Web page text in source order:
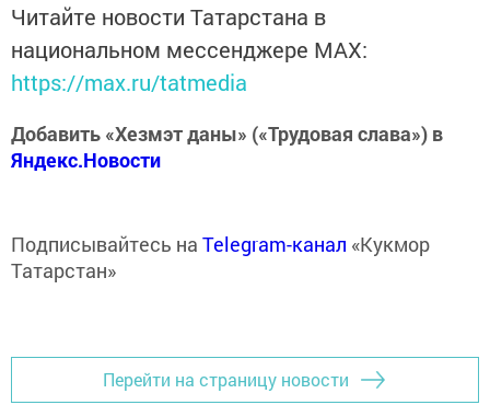
Читайте новости Татарстана в
национальном мессенджере MАХ:
https://max.ru/tatmedia
Добавить «Хезмэт даны» («Трудовая слава») в
Яндекс.Новости
Подписывайтесь на Telegram-канал «Кукмор
Татарстан»
Перейти на страницу новости